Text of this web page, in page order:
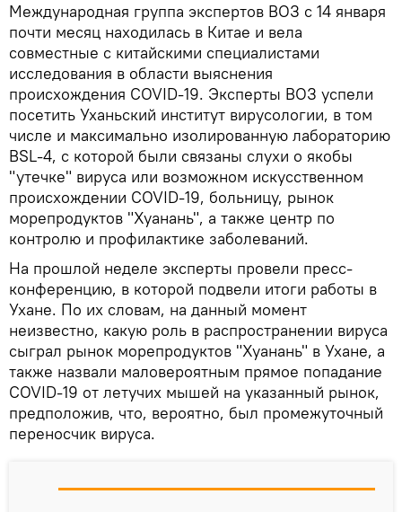
Международная группа экспертов ВОЗ с 14 января
почти месяц находилась в Китае и вела
совместные с китайскими специалистами
исследования в области выяснения
происхождения COVID-19. Эксперты ВОЗ успели
посетить Уханьский институт вирусологии, в том
числе и максимально изолированную лабораторию
BSL-4, с которой были связаны слухи о якобы
"утечке" вируса или возможном искусственном
происхождении COVID-19, больницу, рынок
морепродуктов "Хуанань", а также центр по
контролю и профилактике заболеваний.
На прошлой неделе эксперты провели пресс-
конференцию, в которой подвели итоги работы в
Ухане. По их словам, на данный момент
неизвестно, какую роль в распространении вируса
сыграл рынок морепродуктов "Хуанань" в Ухане, а
также назвали маловероятным прямое попадание
COVID-19 от летучих мышей на указанный рынок,
предположив, что, вероятно, был промежуточный
переносчик вируса.